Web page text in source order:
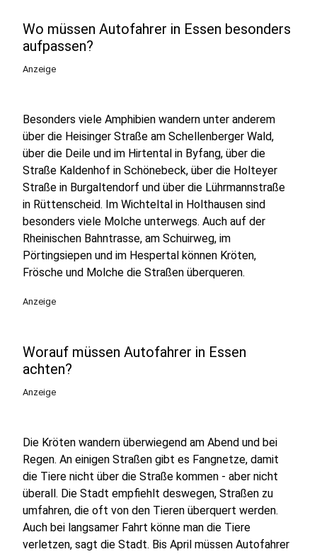
Wo müssen Autofahrer in Essen besonders
aufpassen?
Anzeige
Besonders viele Amphibien wandern unter anderem
über die Heisinger Straße am Schellenberger Wald,
über die Deile und im Hirtental in Byfang, über die
Straße Kaldenhof in Schönebeck, über die Holteyer
Straße in Burgaltendorf und über die Lührmannstraße
in Rüttenscheid. Im Wichteltal in Holthausen sind
besonders viele Molche unterwegs. Auch auf der
Rheinischen Bahntrasse, am Schuirweg, im
Pörtingsiepen und im Hespertal können Kröten,
Frösche und Molche die Straßen überqueren.
Anzeige
Worauf müssen Autofahrer in Essen
achten?
Anzeige
Die Kröten wandern überwiegend am Abend und bei
Regen. An einigen Straßen gibt es Fangnetze, damit
die Tiere nicht über die Straße kommen - aber nicht
überall. Die Stadt empfiehlt deswegen, Straßen zu
umfahren, die oft von den Tieren überquert werden.
Auch bei langsamer Fahrt könne man die Tiere
verletzen, sagt die Stadt. Bis April müssen Autofahrer